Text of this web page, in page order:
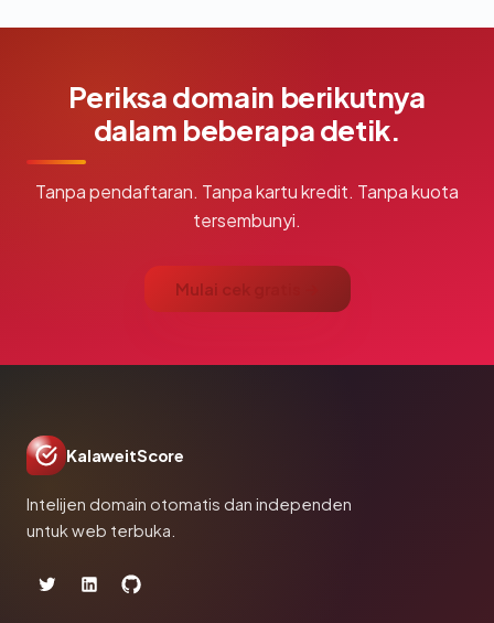
Periksa domain berikutnya
dalam beberapa detik.
Tanpa pendaftaran. Tanpa kartu kredit. Tanpa kuota
tersembunyi.
Mulai cek gratis →
KalaweitScore
Intelijen domain otomatis dan independen
untuk web terbuka.